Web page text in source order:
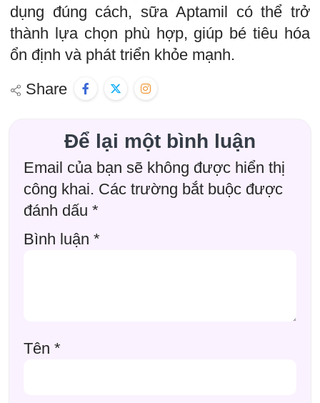
dụng đúng cách, sữa Aptamil có thể trở
thành lựa chọn phù hợp, giúp bé tiêu hóa
ổn định và phát triển khỏe mạnh.
Share
Để lại một bình luận
Email của bạn sẽ không được hiển thị
công khai. Các trường bắt buộc được
đánh dấu *
Bình luận *
Tên *